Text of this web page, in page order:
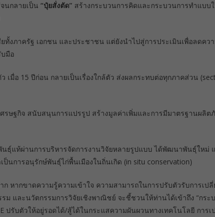
นกลายเป็น “ปุ๋ยสั่งตัด” สร้างกระบวนการคิดและกระบวนการทำแบ
ทั้งภาครัฐ เอกชน และประชาชน แต่ยังนำไปสู่การประเมินเพื่อลดคว
มือ
มื่อ 15 ปีก่อน กลายเป็นเรื่องใกล้ตัว ส่งผลกระทบต่อทุกภาคส่วน
รษฐกิจ สนับสนุนการแปรรูป สร้างมูลค่าเพิ่มและการมีมาตรฐานผลิ
ธุ์แท้ผ่านการบริหารจัดการงานวิจัยหลายรูปแบบ ได้พัฒนาพันธ์ุใหม่
นการอนุรักษ์พันธุ์ไก่พื้นเมืองในถิ่นเกิด (in situ conservation)
ากขาดความรู้ความเข้าใจ ความสามารถในการปรับตัวรับการเป
ละนวัตกรรมการวิจัยเชิงพาณิชย์ จะชี้ชวนให้ท่านได้เข้าถึง “กระบ
รับตัวให้อยู่รอดได้/สู้ได้ในกระแสความผันผวนทางเทคโนโลยี การเ